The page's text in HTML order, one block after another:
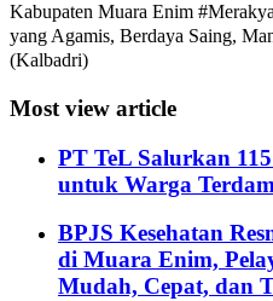
Kabupaten Muara Enim
yang Agamis, Berdaya Saing,
(Kalbadri)
Most view article
PT TeL Salurkan
untuk Warga
BPJS Kesehatan
di Muara Enim,
Mudah, Cepat, dan